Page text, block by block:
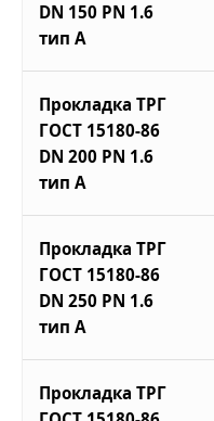
DN 150 PN 1.6
тип A
Прокладка ТРГ
ГОСТ 15180-86
DN 200 PN 1.6
тип A
Прокладка ТРГ
ГОСТ 15180-86
DN 250 PN 1.6
тип A
Прокладка ТРГ